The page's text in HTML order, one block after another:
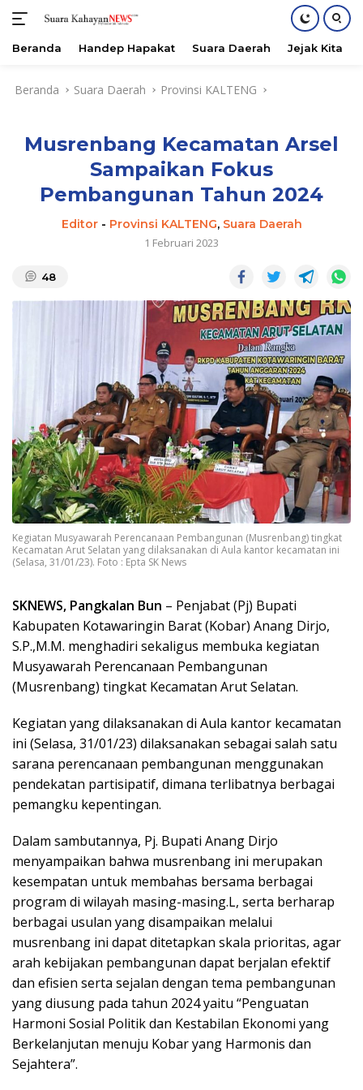
Beranda Handep Hapakat Suara Daerah Jejak Kita
Beranda Suara Daerah Provinsi KALTENG
Musrenbang Kecamatan Arsel
Sampaikan Fokus
Pembangunan Tahun 2024
Editor- Provinsi KALTENG, Suara Daerah
1 Februari 2023
48
Kegiatan Musyawarah Perencanaan Pembangunan (Musrenbang) tingkat
Kecamatan Arut Selatan yang dilaksanakan di Aula kantor kecamatan ini
(Selasa, 31/01/23). Foto : Epta SK News
SKNEWS, Pangkalan Bun – Penjabat (Pj) Bupati
Kabupaten Kotawaringin Barat (Kobar) Anang Dirjo,
S.P.,M.M. menghadiri sekaligus membuka kegiatan
Musyawarah Perencanaan Pembangunan
(Musrenbang) tingkat Kecamatan Arut Selatan.
Kegiatan yang dilaksanakan di Aula kantor kecamatan
ini (Selasa, 31/01/23) dilaksanakan sebagai salah satu
sarana perencanaan pembangunan menggunakan
pendekatan partisipatif, dimana terlibatnya berbagai
pemangku kepentingan.
Dalam sambutannya, Pj. Bupati Anang Dirjo
menyampaikan bahwa musrenbang ini merupakan
kesempatan untuk membahas bersama berbagai
program di wilayah masing-masing.L, serta berharap
berbagai usulan yang disampaikan melalui
musrenbang ini dapat ditetapkan skala prioritas, agar
arah kebijakan pembangunan dapat berjalan efektif
dan efisien serta sejalan dengan tema pembangunan
yang diusung pada tahun 2024 yaitu “Penguatan
Harmoni Sosial Politik dan Kestabilan Ekonomi yang
Berkelanjutan menuju Kobar yang Harmonis dan
Sejahtera”.